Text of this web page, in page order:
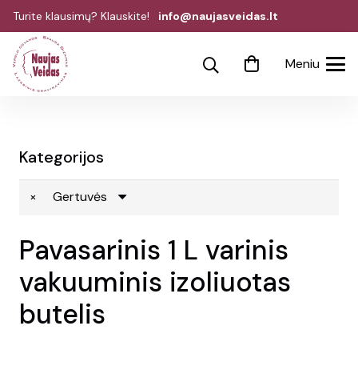
Turite klausimų? Klauskite! info@naujasveidas.lt
Meniu
Kategorijos
× Gertuvės
Pavasarinis 1 L varinis
vakuuminis izoliuotas
butelis